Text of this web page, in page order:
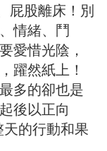
屁股離床！別
情緒、鬥
愛惜光陰，
躍然紙上！
多的卻也是
後以正向
的行動和果